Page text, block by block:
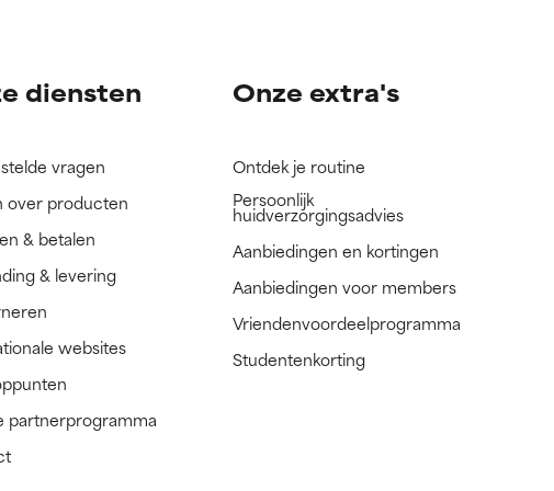
diensten
vragen
over producten
& betalen
& levering
websites
partnerprogramma
Onze extra's
Ontdek je routine
Persoonlijk
huidverzorgingsadvies
Aanbiedingen en kortingen
Aanbiedingen voor members
Vriendenvoordeelprogramma
Studentenkorting